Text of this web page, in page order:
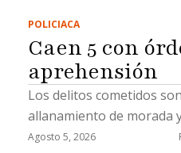
POLICIACA
Caen 5 con
aprehensión
Los delitos cometidos
allanamiento de morada
Agosto 5, 2026